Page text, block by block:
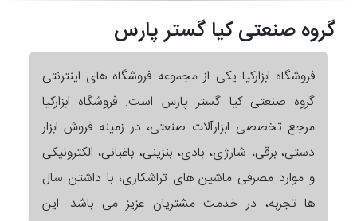
گروه صنعتی کیا گستر پارس
فروشگاه ابزارکیا یکی از مجموعه فروشگاه های اینترنتی
گروه صنعتی کیا گستر پارس است. فروشگاه ابزارکیا
مرجع تخصصی ابزارآلات صنعتی، در زمینه فروش ابزار
دستی، برقی، شارژی، بادی، بنزینی، باغبانی، الکترونیکی
و موارد مصرفی ماشین های تراشکاری، با داشتن سال
ها تجربه، در خدمت مشتریان عزیز می باشد. این